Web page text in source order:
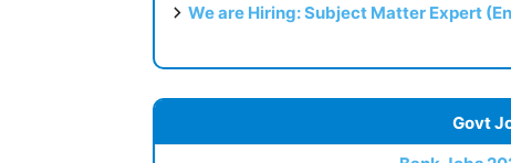
We are Hiring: Subject Matter Expert
Govt